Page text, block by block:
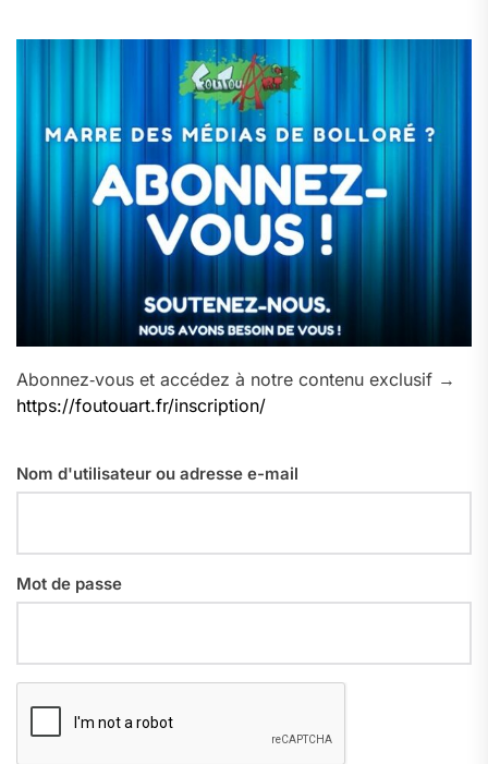
Abonnez‑vous et accédez à notre contenu exclusif →
https://foutouart.fr/inscription/
Nom d'utilisateur ou adresse e-mail
Mot de passe